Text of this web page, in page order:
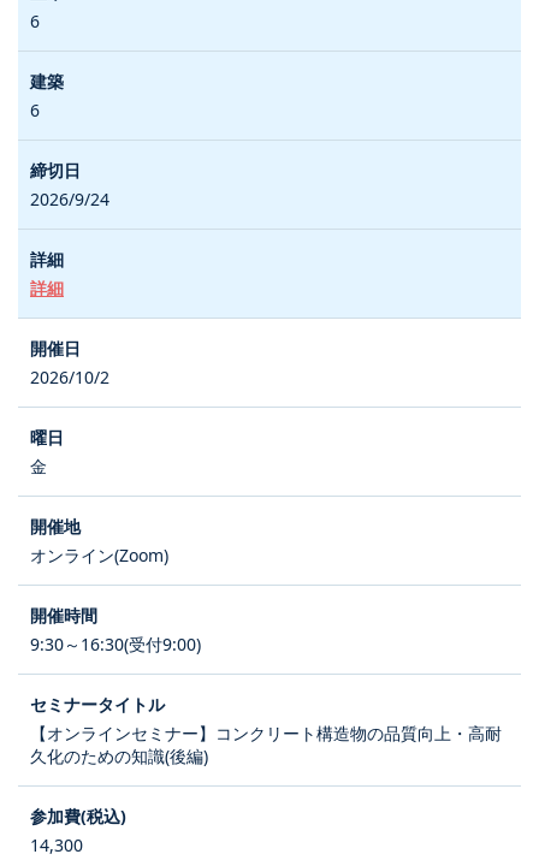
6
6
2026/9/24
詳細
2026/10/2
金
オンライン(Zoom)
9:30～16:30(受付9:00)
【オンラインセミナー】コンクリート構造物の品質向上・高耐
久化のための知識(後編)
14,300